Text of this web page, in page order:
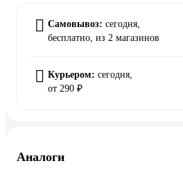
Самовывоз: сегодня,
бесплатно, из 2 магазинов
Курьером: сегодня,
от 290 ₽
Аналоги